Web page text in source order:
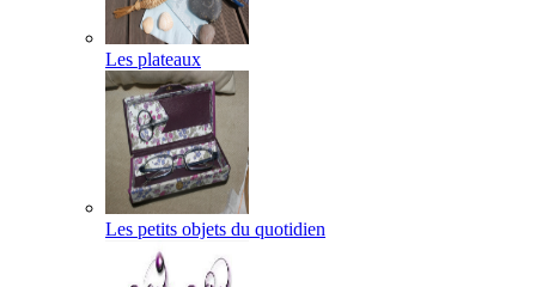
Les plateaux
Les petits objets du quotidien